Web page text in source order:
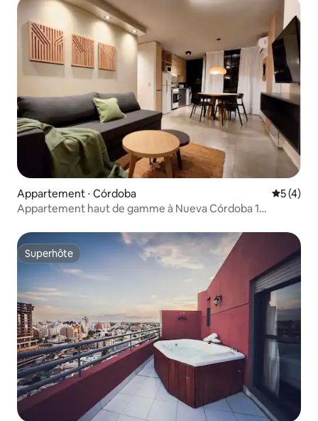
Appartement ⋅ Córdoba
5 (4)
Appartement haut de gamme à Nueva Córdoba 1
Superhôte
Superhôte